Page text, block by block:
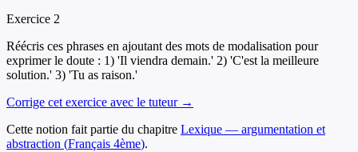
Exercice 2
Réécris ces phrases en ajoutant des mots de modalisation pour
exprimer le doute : 1) 'Il viendra demain.' 2) 'C'est la meilleure
solution.' 3) 'Tu as raison.'
Corrige cet exercice avec le tuteur →
Cette notion fait partie du chapitre Lexique — argumentation et
abstraction (Français 4ème).